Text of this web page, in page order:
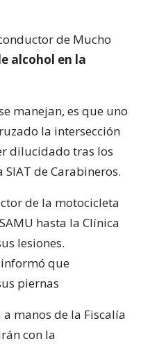
de Mucho
alcohol en la
manejan, es que uno
la intersección
dilucidado tras los
de Carabineros.
de la motocicleta
hasta la Clínica
lesiones.
que
piernas
manos de la Fiscalía
con la